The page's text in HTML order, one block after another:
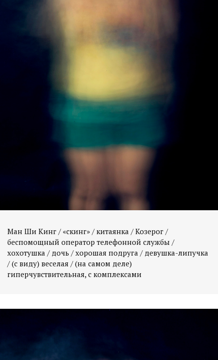
Ман Ши Кинг / «скинг» / китаянка / Козерог /
беспомощный оператор телефонной службы /
хохотушка / дочь / хорошая подруга / девушка-липучка
/ (с виду) веселая / (на самом деле)
гиперчувствительная, с комплексами